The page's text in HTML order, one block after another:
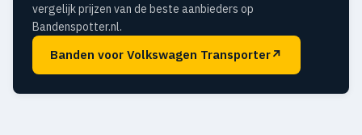
vergelijk prijzen van de beste aanbieders op
Bandenspotter.nl.
Banden voor Volkswagen Transporter↗